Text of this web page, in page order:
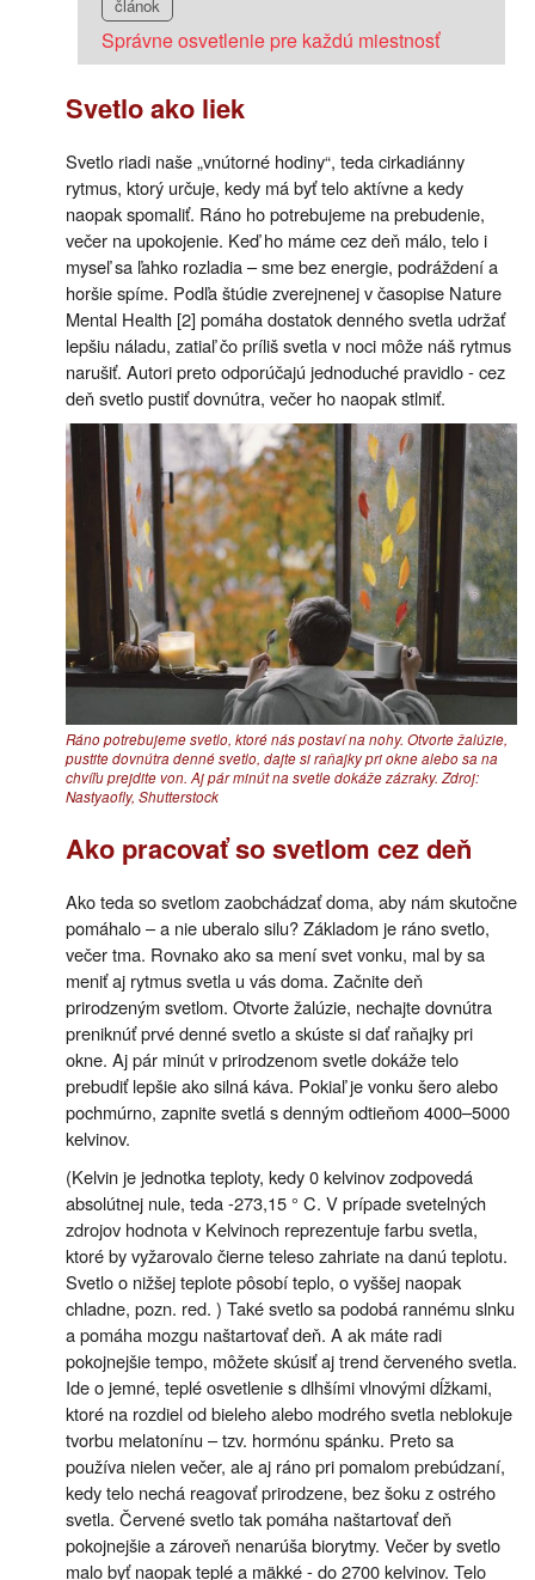
článok
Správne osvetlenie pre každú miestnosť
Svetlo ako liek
Svetlo riadi naše „vnútorné hodiny“, teda cirkadiánny
rytmus, ktorý určuje, kedy má byť telo aktívne a kedy
naopak spomaliť. Ráno ho potrebujeme na prebudenie,
večer na upokojenie. Keď ho máme cez deň málo, telo i
myseľ sa ľahko rozladia – sme bez energie, podráždení a
horšie spíme. Podľa štúdie zverejnenej v časopise Nature
Mental Health [2] pomáha dostatok denného svetla udržať
lepšiu náladu, zatiaľ čo príliš svetla v noci môže náš rytmus
narušiť. Autori preto odporúčajú jednoduché pravidlo - cez
deň svetlo pustiť dovnútra, večer ho naopak stlmiť.
Ráno potrebujeme svetlo, ktoré nás postaví na nohy. Otvorte žalúzie,
pustite dovnútra denné svetlo, dajte si raňajky pri okne alebo sa na
chvíľu prejdite von. Aj pár minút na svetle dokáže zázraky. Zdroj:
Nastyaofly, Shutterstock
Ako pracovať so svetlom cez deň
Ako teda so svetlom zaobchádzať doma, aby nám skutočne
pomáhalo – a nie uberalo silu? Základom je ráno svetlo,
večer tma. Rovnako ako sa mení svet vonku, mal by sa
meniť aj rytmus svetla u vás doma. Začnite deň
prirodzeným svetlom. Otvorte žalúzie, nechajte dovnútra
preniknúť prvé denné svetlo a skúste si dať raňajky pri
okne. Aj pár minút v prirodzenom svetle dokáže telo
prebudiť lepšie ako silná káva. Pokiaľ je vonku šero alebo
pochmúrno, zapnite svetlá s denným odtieňom 4000–5000
kelvinov.
(Kelvin je jednotka teploty, kedy 0 kelvinov zodpovedá
absolútnej nule, teda -273,15 ° C. V prípade svetelných
zdrojov hodnota v Kelvinoch reprezentuje farbu svetla,
ktoré by vyžarovalo čierne teleso zahriate na danú teplotu.
Svetlo o nižšej teplote pôsobí teplo, o vyššej naopak
chladne, pozn. red. ) Také svetlo sa podobá rannému slnku
a pomáha mozgu naštartovať deň. A ak máte radi
pokojnejšie tempo, môžete skúsiť aj trend červeného svetla.
Ide o jemné, teplé osvetlenie s dlhšími vlnovými dĺžkami,
ktoré na rozdiel od bieleho alebo modrého svetla neblokuje
tvorbu melatonínu – tzv. hormónu spánku. Preto sa
používa nielen večer, ale aj ráno pri pomalom prebúdzaní,
kedy telo nechá reagovať prirodzene, bez šoku z ostrého
svetla. Červené svetlo tak pomáha naštartovať deň
pokojnejšie a zároveň nenarúša biorytmy. Večer by svetlo
malo byť naopak teplé a mäkké - do 2700 kelvinov. Telo